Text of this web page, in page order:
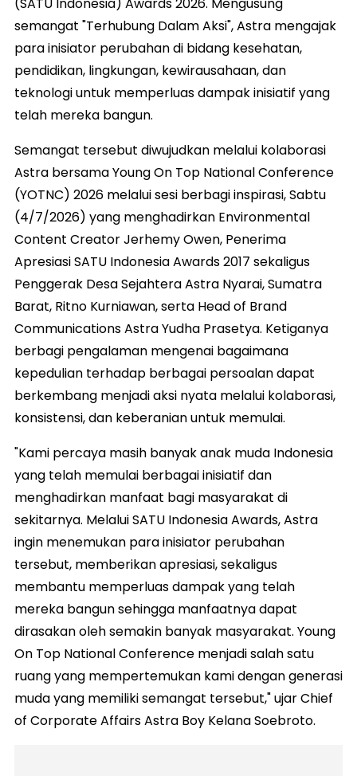
(SATU Indonesia) Awards 2026. Mengusung
semangat "Terhubung Dalam Aksi", Astra mengajak
para inisiator perubahan di bidang kesehatan,
pendidikan, lingkungan, kewirausahaan, dan
teknologi untuk memperluas dampak inisiatif yang
telah mereka bangun.
Semangat tersebut diwujudkan melalui kolaborasi
Astra bersama Young On Top National Conference
(YOTNC) 2026 melalui sesi berbagi inspirasi, Sabtu
(4/7/2026) yang menghadirkan Environmental
Content Creator Jerhemy Owen, Penerima
Apresiasi SATU Indonesia Awards 2017 sekaligus
Penggerak Desa Sejahtera Astra Nyarai, Sumatra
Barat, Ritno Kurniawan, serta Head of Brand
Communications Astra Yudha Prasetya. Ketiganya
berbagi pengalaman mengenai bagaimana
kepedulian terhadap berbagai persoalan dapat
berkembang menjadi aksi nyata melalui kolaborasi,
konsistensi, dan keberanian untuk memulai.
"Kami percaya masih banyak anak muda Indonesia
yang telah memulai berbagai inisiatif dan
menghadirkan manfaat bagi masyarakat di
sekitarnya. Melalui SATU Indonesia Awards, Astra
ingin menemukan para inisiator perubahan
tersebut, memberikan apresiasi, sekaligus
membantu memperluas dampak yang telah
mereka bangun sehingga manfaatnya dapat
dirasakan oleh semakin banyak masyarakat. Young
On Top National Conference menjadi salah satu
ruang yang mempertemukan kami dengan generasi
muda yang memiliki semangat tersebut," ujar Chief
of Corporate Affairs Astra Boy Kelana Soebroto.